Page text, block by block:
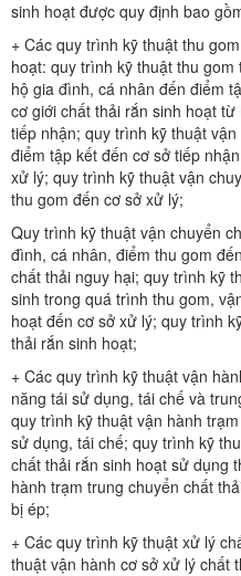
sinh hoạt được quy định bao
+ Các quy trình kỹ thuật thu
hoạt: quy trình kỹ thuật thu
hộ gia đình, cá nhân đến điểm
cơ giới chất thải rắn sinh hoạt
tiếp nhận; quy trình kỹ thuật
điểm tập kết đến cơ sở tiếp
xử lý; quy trình kỹ thuật vận
thu gom đến cơ sở xử lý;
Quy trình kỹ thuật vận chuyển
đình, cá nhân, điểm thu gom
chất thải nguy hại; quy trình kỹ
sinh trong quá trình thu gom,
hoạt đến cơ sở xử lý; quy trình
thải rắn sinh hoạt;
+ Các quy trình kỹ thuật vận
năng tái sử dụng, tái chế và
quy trình kỹ thuật vận hành
sử dụng, tái chế; quy trình kỹ
chất thải rắn sinh hoạt sử dụng
hành trạm trung chuyển chất
bị ép;
+ Các quy trình kỹ thuật xử lý
thuật vận hành cơ sở xử lý chất